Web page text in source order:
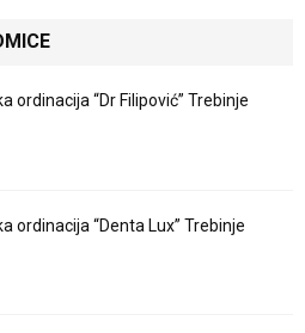
ordinacija “Dr Filipović” Trebinje
ordinacija “Denta Lux” Trebinje